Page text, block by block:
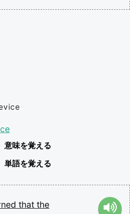
意味を覚える
単語を覚える
that the